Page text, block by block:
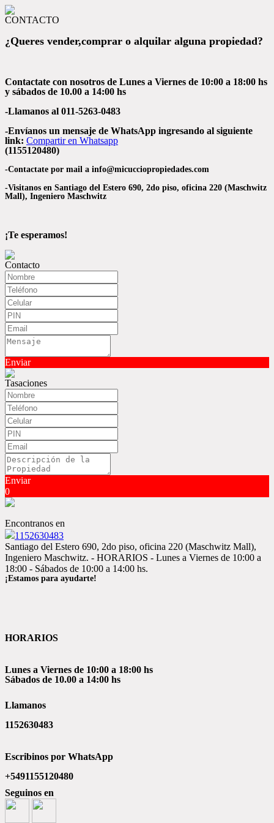
CONTACTO
¿Queres vender,comprar o alquilar alguna propiedad?
Contactate con nosotros de Lunes a Viernes de 10:00 a 18:00 hs
y sábados de 10.00 a 14:00 hs
-Llamanos al 011-5263-0483
-Envíanos un mensaje de WhatsApp ingresando al siguiente
link: Compartir en Whatsapp
(1155120480)
-Contactate por mail a info@micucciopropiedades.com
-Visitanos en Santiago del Estero 690, 2do piso, oficina 220 (Maschwitz
Mall), Ingeniero Maschwitz
¡Te esperamos!
Contacto
Enviar
Tasaciones
Enviar
0
Encontranos en
1152630483
Santiago del Estero 690, 2do piso, oficina 220 (Maschwitz Mall),
Ingeniero Maschwitz. - HORARIOS - Lunes a Viernes de 10:00 a
18:00 - Sábados de 10:00 a 14:00 hs.
¡Estamos para ayudarte!
HORARIOS
Lunes a Viernes de 10:00 a 18:00 hs
Sábados de 10.00 a 14:00 hs
Llamanos
1152630483
Escribinos por WhatsApp
+5491155120480
Seguinos en